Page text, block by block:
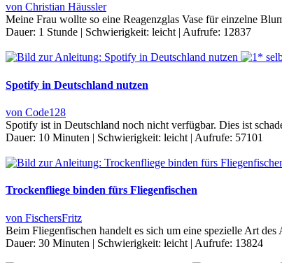
von Christian Häussler
Meine Frau wollte so eine Reagenzglas Vase für einzelne
Dauer: 1 Stunde Schwierigkeit: leicht Aufrufe: 12837
Spotify in Deutschland nutzen
von Code128
Spotify ist in Deutschland noch nicht verfügbar. Dies ist
Dauer: 10 Minuten | Schwierigkeit: leicht | Aufrufe: 57101
Trockenfliege binden fürs Fliegenfischen
von FischersFritz
Beim Fliegenfischen handelt es sich um eine spezielle Art
Dauer: 30 Minuten | Schwierigkeit: leicht | Aufrufe: 13824